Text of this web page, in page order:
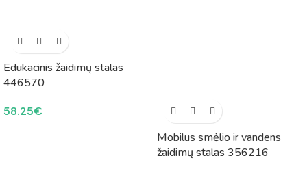
Edukacinis žaidimų stalas
446570
58.25€
Mobilus smėlio ir vandens
žaidimų stalas 356216